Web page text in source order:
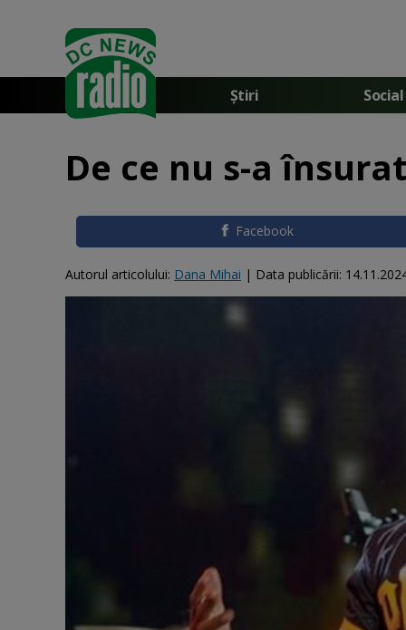
Știri Social
De ce nu s-a
Facebook
Autorul articolului: Dana Mihai | Data publicării: